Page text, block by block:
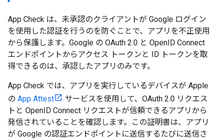
App Check は、未承認のクライアントが Google ログイン
を使用した認証を行うのを防ぐことで、アプリを不正使用
から保護します。Google の OAuth 2.0 と OpenID Connect
エンドポイントからアクセス トークンと ID トークンを取
得できるのは、承認したアプリのみです。
App Check では、アプリを実行しているデバイスが Apple
の App Attest
サービスを使用して、OAuth 2.0 リクエス
トと OpenID Connect リクエストが信頼できるアプリから
発信されていることを確認します。この証明書は、アプリ
が Google の認証エンドポイントに送信するたびに送信さ